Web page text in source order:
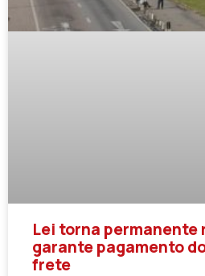
Lei torna permanente
garante pagamento
frete